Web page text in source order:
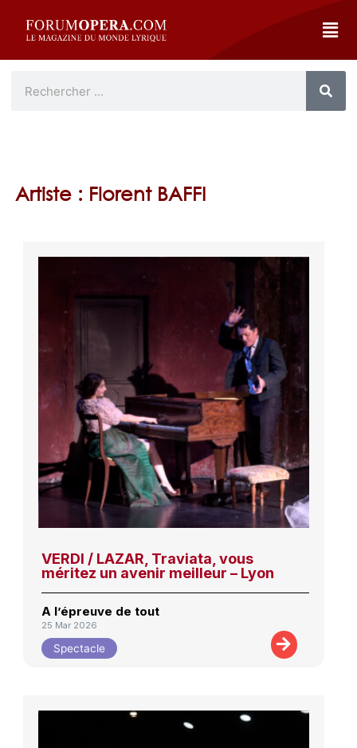
Artiste : Florent BAFFI
VERDI / LAZAR, Traviata, vous
méritez un avenir meilleur – Lyon
A l’épreuve de tout
25 Mar 2026
Spectacle